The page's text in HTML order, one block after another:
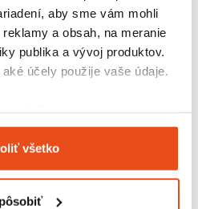
aby sme vám mohli
a obsah, na meranie
publika a vývoj produktov.
účely použije vaše údaje.
o vašej geografickej
niekoľko metrov
aktívnym
všetko